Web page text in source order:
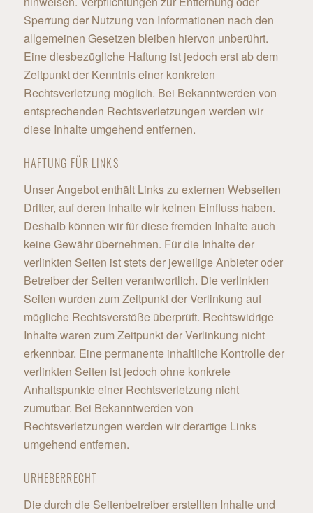
Sperrung der Nutzung von Informationen nach den
allgemeinen Gesetzen bleiben hiervon unberührt.
Eine diesbezügliche Haftung ist jedoch erst ab dem
Zeitpunkt der Kenntnis einer konkreten
Rechtsverletzung möglich. Bei Bekanntwerden von
entsprechenden Rechtsverletzungen werden wir
diese Inhalte umgehend entfernen.
HAFTUNG FÜR LINKS
Unser Angebot enthält Links zu externen Webseiten
Dritter, auf deren Inhalte wir keinen Einfluss haben.
Deshalb können wir für diese fremden Inhalte auch
keine Gewähr übernehmen. Für die Inhalte der
verlinkten Seiten ist stets der jeweilige Anbieter oder
Betreiber der Seiten verantwortlich. Die verlinkten
Seiten wurden zum Zeitpunkt der Verlinkung auf
mögliche Rechtsverstöße überprüft. Rechtswidrige
Inhalte waren zum Zeitpunkt der Verlinkung nicht
erkennbar. Eine permanente inhaltliche Kontrolle der
verlinkten Seiten ist jedoch ohne konkrete
Anhaltspunkte einer Rechtsverletzung nicht
zumutbar. Bei Bekanntwerden von
Rechtsverletzungen werden wir derartige Links
umgehend entfernen.
URHEBERRECHT
Die durch die Seitenbetreiber erstellten Inhalte und